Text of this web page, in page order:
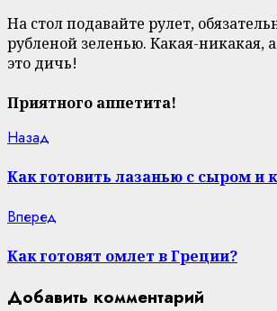
На стол подавайте рулет,
рубленой зеленью. Какая-никакая,
это дичь!
Приятного аппетита!
Continue
Reading
Назад
Как готовить лазанью с сыром и
Вперед
Как готовят омлет в Греции?
Добавить комментарий